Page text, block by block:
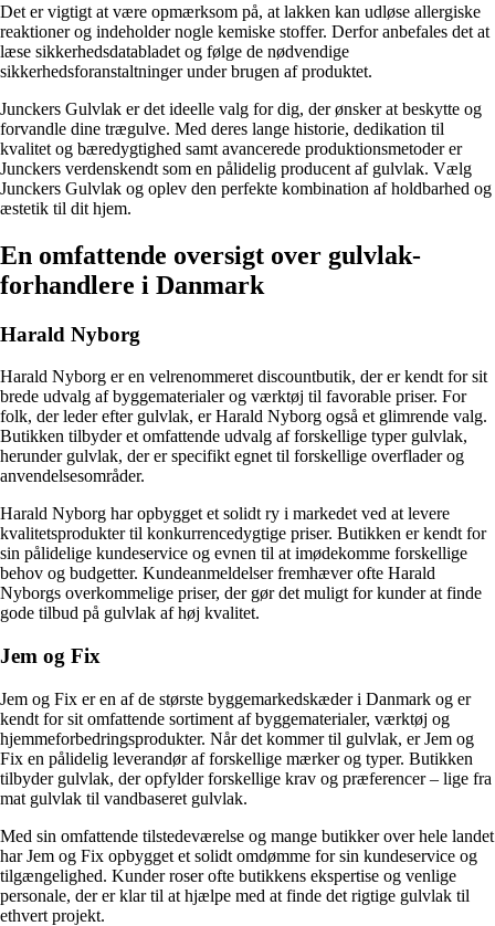
Det er vigtigt at være opmærksom på, at lakken kan udløse allergiske
reaktioner og indeholder nogle kemiske stoffer. Derfor anbefales det at
læse sikkerhedsdatabladet og følge de nødvendige
sikkerhedsforanstaltninger under brugen af produktet.
Junckers Gulvlak er det ideelle valg for dig, der ønsker at beskytte og
forvandle dine trægulve. Med deres lange historie, dedikation til
kvalitet og bæredygtighed samt avancerede produktionsmetoder er
Junckers verdenskendt som en pålidelig producent af gulvlak. Vælg
Junckers Gulvlak og oplev den perfekte kombination af holdbarhed og
æstetik til dit hjem.
En omfattende oversigt over gulvlak-
forhandlere i Danmark
Harald Nyborg
Harald Nyborg er en velrenommeret discountbutik, der er kendt for sit
brede udvalg af byggematerialer og værktøj til favorable priser. For
folk, der leder efter gulvlak, er Harald Nyborg også et glimrende valg.
Butikken tilbyder et omfattende udvalg af forskellige typer gulvlak,
herunder gulvlak, der er specifikt egnet til forskellige overflader og
anvendelsesområder.
Harald Nyborg har opbygget et solidt ry i markedet ved at levere
kvalitetsprodukter til konkurrencedygtige priser. Butikken er kendt for
sin pålidelige kundeservice og evnen til at imødekomme forskellige
behov og budgetter. Kundeanmeldelser fremhæver ofte Harald
Nyborgs overkommelige priser, der gør det muligt for kunder at finde
gode tilbud på gulvlak af høj kvalitet.
Jem og Fix
Jem og Fix er en af ​​de største byggemarkedskæder i Danmark og er
kendt for sit omfattende sortiment af byggematerialer, værktøj og
hjemmeforbedringsprodukter. Når det kommer til gulvlak, er Jem og
Fix en pålidelig leverandør af forskellige mærker og typer. Butikken
tilbyder gulvlak, der opfylder forskellige krav og præferencer – lige fra
mat gulvlak til vandbaseret gulvlak.
Med sin omfattende tilstedeværelse og mange butikker over hele landet
har Jem og Fix opbygget et solidt omdømme for sin kundeservice og
tilgængelighed. Kunder roser ofte butikkens ekspertise og venlige
personale, der er klar til at hjælpe med at finde det rigtige gulvlak til
ethvert projekt.